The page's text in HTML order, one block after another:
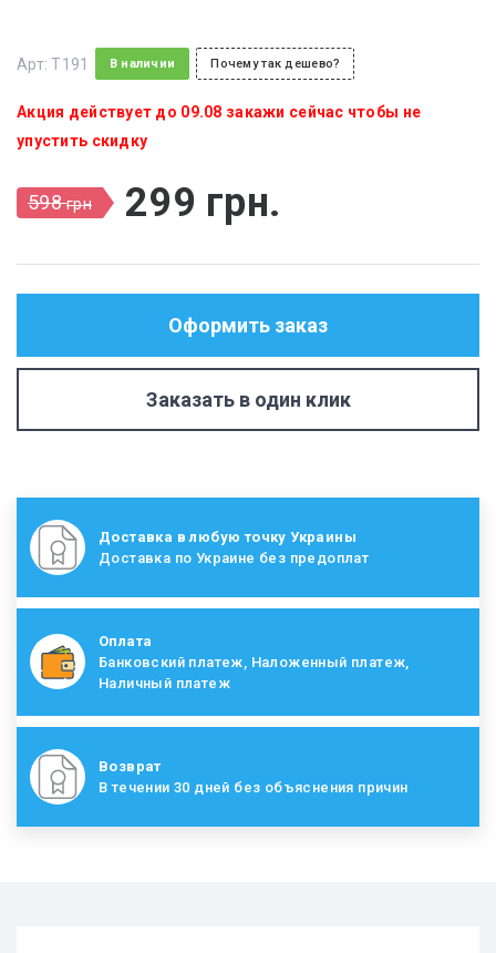
Арт:T191 В наличии Почему так дешево?
Акция действует до 09.08 закажи сейчас чтобы не
упустить скидку
598грн 299 грн.
Оформить заказ
Заказать в один клик
Доставка в любую точку Украины
Доставка по Украине без предоплат
Оплата
Банковский платеж, Наложенный платеж,
Наличный платеж
Возврат
В течении 30 дней без объяснения причин